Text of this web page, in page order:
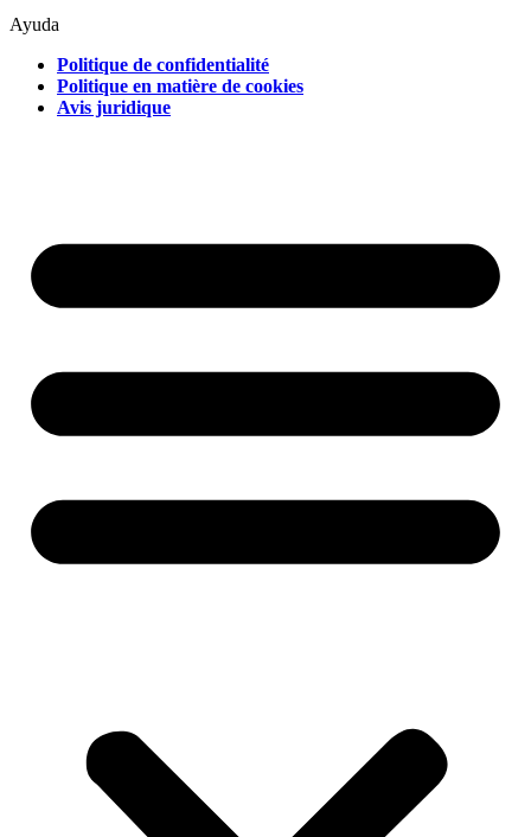
Ayuda
Politique de confidentialité
Politique en matière de cookies
Avis juridique